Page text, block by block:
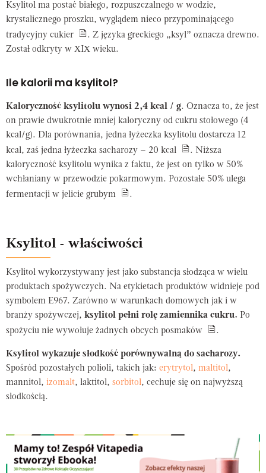
Ksylitol ma postać białego, rozpuszczalnego w wodzie,
krystalicznego proszku, wyglądem nieco przypominającego
tradycyjny cukier
. Z języka greckiego „ksyl” oznacza drewno.
Został odkryty w XIX wieku.
Ile kalorii ma ksylitol?
Kaloryczność ksylitolu wynosi 2,4 kcal / g. Oznacza to, że jest
on prawie dwukrotnie mniej kaloryczny od cukru stołowego (4
kcal/g). Dla porównania, jedna łyżeczka ksylitolu dostarcza 12
kcal, zaś jedna łyżeczka sacharozy – 20 kcal
. Niższa
kaloryczność ksylitolu wynika z faktu, że jest on tylko w 50%
wchłaniany w przewodzie pokarmowym. Pozostałe 50% ulega
fermentacji w jelicie grubym
.
Ksylitol - właściwości
Ksylitol wykorzystywany jest jako substancja słodząca w wielu
produktach spożywczych. Na etykietach produktów widnieje pod
symbolem E967. Zarówno w warunkach domowych jak i w
branży spożywczej, ksylitol pełni rolę zamiennika cukru. Po
spożyciu nie wywołuje żadnych obcych posmaków
.
Ksylitol wykazuje słodkość porównywalną do sacharozy.
Spośród pozostałych polioli, takich jak: erytrytol, maltitol,
mannitol, izomalt, laktitol, sorbitol, cechuje się on najwyższą
słodkością.